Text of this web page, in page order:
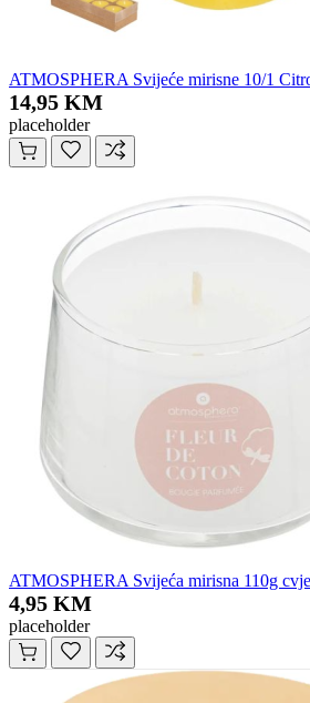
ATMOSPHERA Svijeće mirisne 10/1
14,95 KM
placeholder
ATMOSPHERA Svijeća mirisna 110g
4,95 KM
placeholder